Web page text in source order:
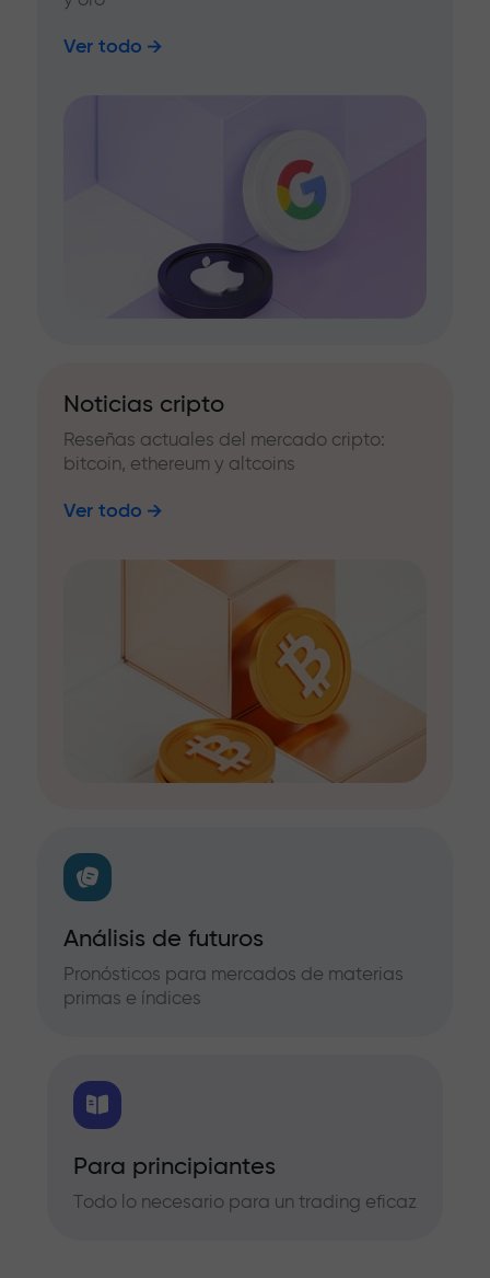
Ver todo
Noticias cripto
Reseñas actuales del mercado cripto:
bitcoin, ethereum y altcoins
Ver todo
Análisis de futuros
Pronósticos para mercados de materias
primas e índices
Para principiantes
Todo lo necesario para un trading eficaz